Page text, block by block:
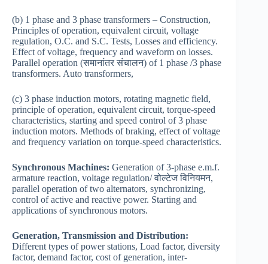
(b) 1 phase and 3 phase transformers – Construction,
Principles of operation, equivalent circuit, voltage
regulation, O.C. and S.C. Tests, Losses and efficiency.
Effect of voltage, frequency and waveform on losses.
Parallel operation (समानांतर संचालन) of 1 phase /3 phase
transformers. Auto transformers,
(c) 3 phase induction motors, rotating magnetic field,
principle of operation, equivalent circuit, torque-speed
characteristics, starting and speed control of 3 phase
induction motors. Methods of braking, effect of voltage
and frequency variation on torque-speed characteristics.
Synchronous Machines: Generation of 3-phase e.m.f.
armature reaction, voltage regulation/ वोल्टेज विनियमन,
parallel operation of two alternators, synchronizing,
control of active and reactive power. Starting and
applications of synchronous motors.
Generation, Transmission and Distribution:
Different types of power stations, Load factor, diversity
factor, demand factor, cost of generation, inter-